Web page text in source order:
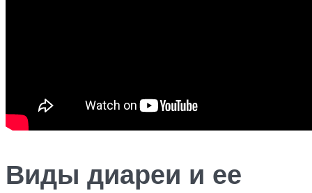
Виды диареи и ее